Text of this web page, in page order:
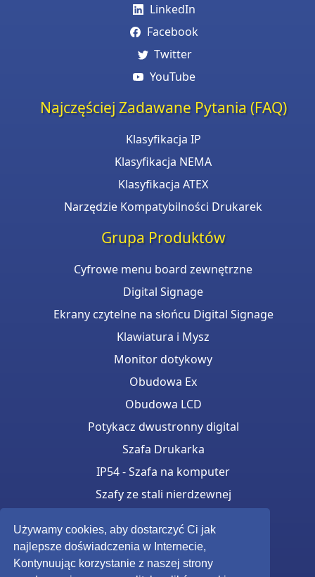
Używamy cookies, aby dostarczyć Ci jak
najlepsze doświadczenia w Internecie,
Kontynuując korzystanie z naszej strony
LinkedIn
Facebook
Twitter
YouTube
Najczęściej Zadawane Pytania (FAQ)
Klasyfikacja IP
Klasyfikacja NEMA
Klasyfikacja ATEX
Narzędzie Kompatybilności Drukarek
Grupa Produktów
Cyfrowe menu board zewnętrzne
Digital Signage
Ekrany czytelne na słońcu Digital Signage
Klawiatura i Mysz
Monitor dotykowy
Obudowa Ex
Obudowa LCD
Potykacz dwustronny digital
Szafa Drukarka
IP54 - Szafa na komputer
Szafy ze stali nierdzewnej
Zasilany bateryjnie
Zewnętrzny Digital Signage